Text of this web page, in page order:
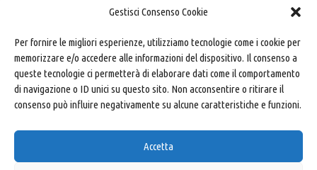
Gestisci Consenso Cookie
Per fornire le migliori esperienze, utilizziamo tecnologie come i cookie per
memorizzare e/o accedere alle informazioni del dispositivo. Il consenso a
queste tecnologie ci permetterà di elaborare dati come il comportamento
di navigazione o ID unici su questo sito. Non acconsentire o ritirare il
consenso può influire negativamente su alcune caratteristiche e funzioni.
Accetta
Carandina S.r.l.–Via Virgiliana, 128 - 44012 Bondeno
(FE) Italy
Mail:carandina@carandina.com· P.Iva: 01369600380